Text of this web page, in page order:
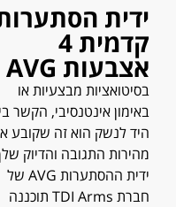
ידית
קדמית 4
אצבעות AVG
בסיטואציות מבצעיות או
באימון אינטנסיבי, הקשר
היד לנשק הוא זה שקובע
מהירות התגובה והדיוק
ידית ההסתערות AVG של
חברת TDI Arms תוכננה